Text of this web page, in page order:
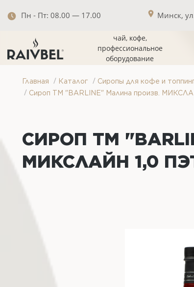
Пн - Пт: 08.00 — 17.00 Минск,
чай, кофе,
профессиональное
оборудование
Главная / Каталог / Сиропы для кофе и
/ Сироп ТМ "BARLINE" Малина произв.
СИРОП ТМ
МИКСЛАЙН 1,0